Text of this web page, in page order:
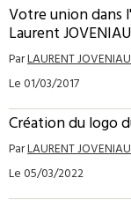
Votre union dans
Laurent
ParLAURENT
Le 01/03/2017
Création du logo
ParLAURENT
Le 05/03/2022